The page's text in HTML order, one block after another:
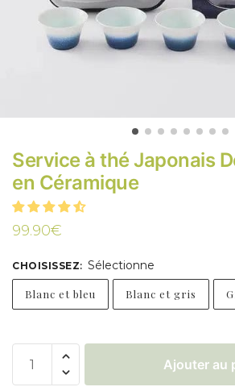
Service à thé Japonais
en Céramique
99.90€
CHOISISSEZ: Sélectionne
Blanc et bleu Blanc et gris
Ajouter au